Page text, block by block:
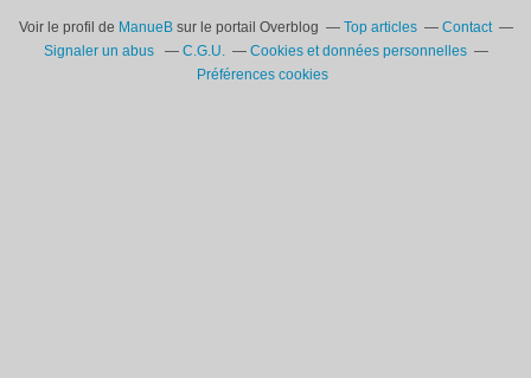
Voir le profil de ManueBsur le portail Overblog Top articles
Contact
Signaler un abus
C.G.U.
Cookies et données personnelles
Préférences cookies